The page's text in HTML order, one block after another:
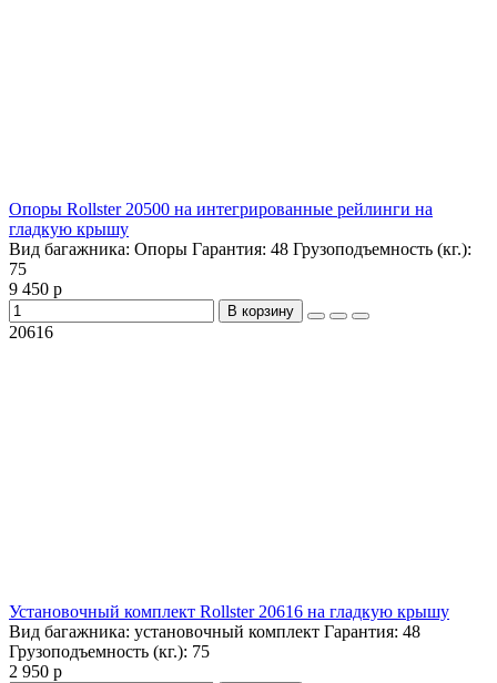
Опоры Rollster 20500 на интегрированные рейлинги на
гладкую крышу
Вид багажника: Опоры Гарантия: 48 Грузоподъемность (кг.):
75
9 450 р
В корзину
20616
Установочный комплект Rollster 20616 на гладкую крышу
Вид багажника: установочный комплект Гарантия: 48
Грузоподъемность (кг.): 75
2 950 р